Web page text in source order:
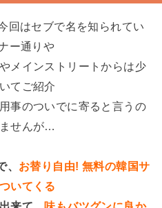
回はセブで名を知られてい
ー通りや
メインストリートからは少
てご紹介
事のついでに寄ると言うの
せんが…
お替り自由! 無料の韓国サ
いてくる